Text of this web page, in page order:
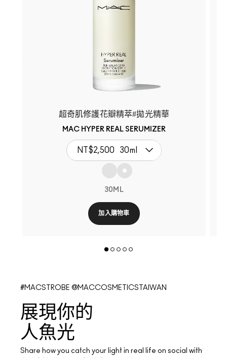
超奇肌修護花瓣精萃#拋光精華
MAC HYPER REAL SERUMIZER
NT$2,500 30ml
30ML
加入購物車
#MACSTROBE @MACCOSMETICSTAIWAN
展現你的
人魚光
Share how you catch your light in real life on social with